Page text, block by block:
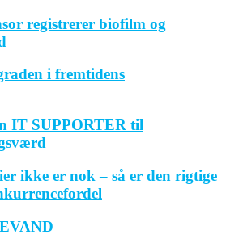
registrerer biofilm og
i fremtidens
IT SUPPORTER til
ikke er nok – så er den rigtige